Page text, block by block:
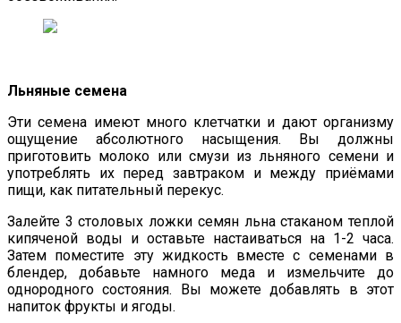
Льняные семена
Эти семена имеют много клетчатки и дают организму
ощущение абсолютного насыщения. Вы должны
приготовить молоко или смузи из льняного семени и
употреблять их перед завтраком и между приёмами
пищи, как питательный перекус.
Залейте 3 столовых ложки семян льна стаканом теплой
кипяченой воды и оставьте настаиваться на 1-2 часа.
Затем поместите эту жидкость вместе с семенами в
блендер, добавьте намного меда и измельчите до
однородного состояния. Вы можете добавлять в этот
напиток фрукты и ягоды.